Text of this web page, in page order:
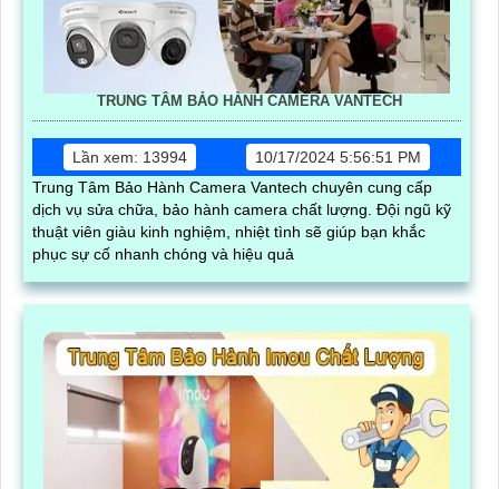
TRUNG TÂM BẢO HÀNH CAMERA VANTECH
Lần xem: 13994
10/17/2024 5:56:51 PM
Trung Tâm Bảo Hành Camera Vantech chuyên cung cấp
dịch vụ sửa chữa, bảo hành camera chất lượng. Đội ngũ kỹ
thuật viên giàu kinh nghiệm, nhiệt tình sẽ giúp bạn khắc
phục sự cố nhanh chóng và hiệu quả